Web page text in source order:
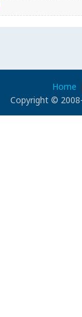
Home
Copyright ©